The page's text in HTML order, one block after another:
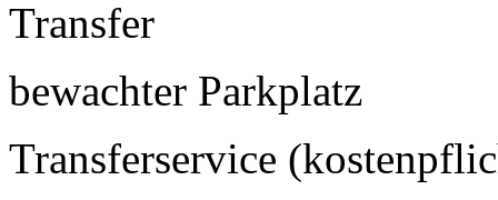
Transfer
bewachter Parkplatz
Transferservice